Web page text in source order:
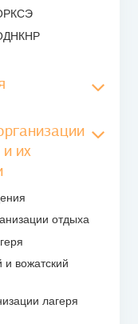
их
отдыха
и вожатский
лагеря